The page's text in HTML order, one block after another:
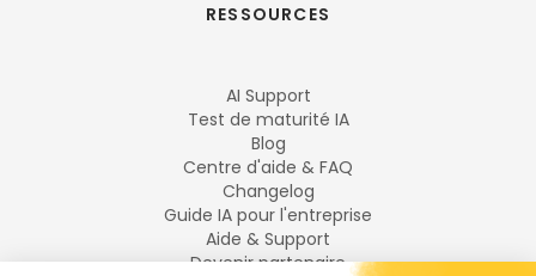
RESSOURCES
AI Support
Test de maturité IA
Blog
Centre d'aide & FAQ
Changelog
Guide IA pour l'entreprise
Aide & Support
Devenir partenaire